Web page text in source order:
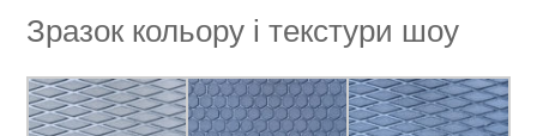
Зразок кольору і текстури шоу